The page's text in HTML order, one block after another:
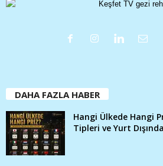
DAHA FAZLA HABER
Hangi Ülkede Hangi
Tipleri ve Yurt